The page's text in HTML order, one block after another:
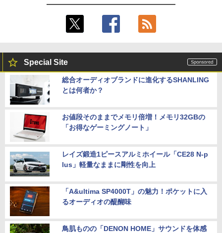
Special Site
総合オーディオブランドに進化するSHANLING
とは何者か？
お値段そのままでメモリ倍増！メモリ32GBの
「お得なゲーミングノート」
レイズ鍛造1ピースアルミホイール「CE28 N-p
lus」軽量なままに剛性を向上
「A&ultima SP4000T」の魅力！ポケットに入
るオーディオの醍醐味
鳥肌ものの「DENON HOME」サウンドを体感